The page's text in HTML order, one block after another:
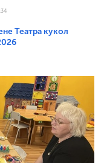
Театра кукол